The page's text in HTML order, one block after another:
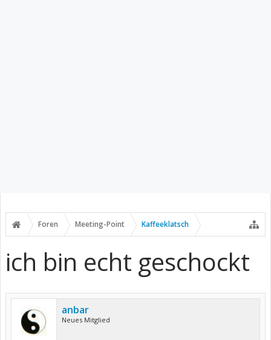
Foren Meeting-Point Kaffeeklatsch
ich bin echt geschockt
anbar
Neues Mitglied